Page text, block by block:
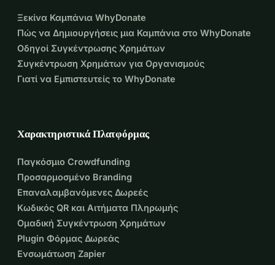
Ξεκίνα Καμπάνια WhyDonate
Πώς να Δημιουργήσεις μια Καμπάνια στο WhyDonate
Οδηγοί Συγκέντρωσης Χρημάτων
Συγκέντρωση Χρημάτων για Οργανισμούς
Γιατί να Εμπιστευτείς το WhyDonate
Χαρακτηριστικά Πλατφόρμας
Παγκόσμιο Crowdfunding
Προσαρμοσμένο Branding
Επαναλαμβανόμενες Δωρεές
Κωδικός QR και Αιτήματα Πληρωμής
Ομαδική Συγκέντρωση Χρημάτων
Plugin Φόρμας Δωρεάς
Ενσωμάτωση Zapier